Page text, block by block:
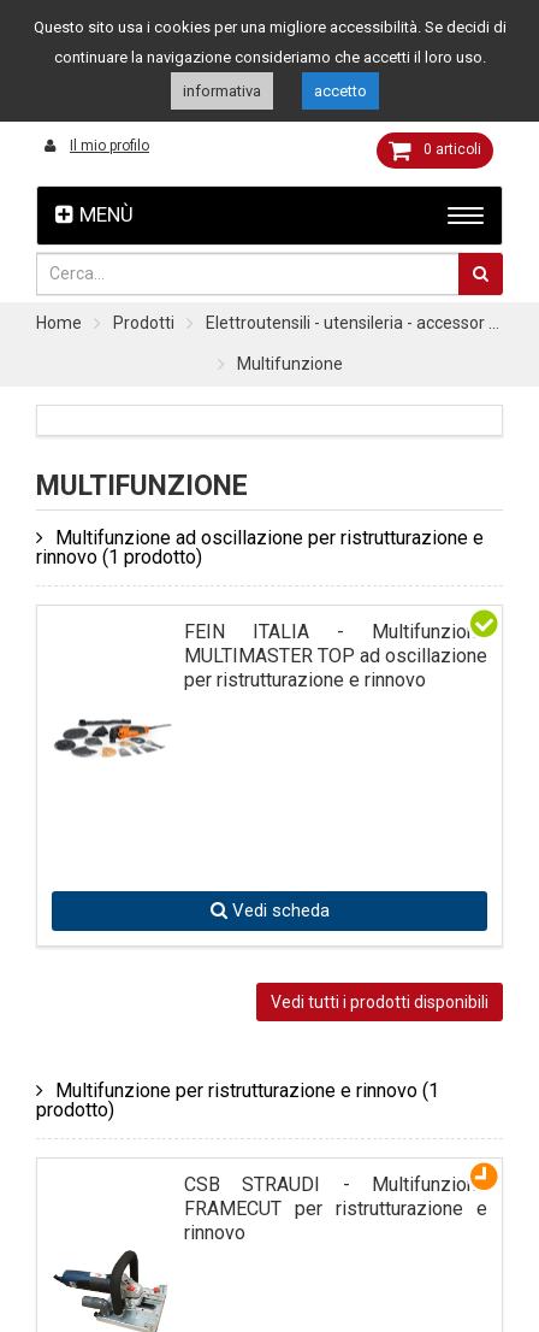
Assistenza clienti 049 8015108 349 4262144
MENÙ
Il mio profilo 0 articoli
Home Prodotti Elettroutensili - utensileria - accessor ...
Multifunzione
MULTIFUNZIONE
Multifunzione ad oscillazione per ristrutturazione e
rinnovo (1 prodotto)
FEIN ITALIA - Multifunzione
MULTIMASTER TOP ad oscillazione
per ristrutturazione e rinnovo
Vedi scheda
Vedi tutti i prodotti disponibili
Multifunzione per ristrutturazione e rinnovo (1
prodotto)
CSB STRAUDI - Multifunzione
FRAMECUT per ristrutturazione e
rinnovo
Questo sito usa i cookies per una migliore accessibilità. Se decidi di
continuare la navigazione consideriamo che accetti il loro uso.
informativa
accetto